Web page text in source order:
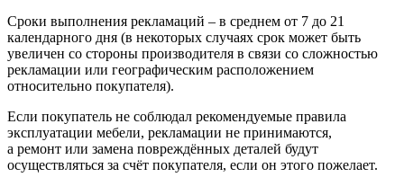
Сроки выполнения рекламаций – в среднем от 7 до 21
календарного дня (в некоторых случаях срок может быть
увеличен со стороны производителя в связи со сложностью
рекламации или географическим расположением
относительно покупателя).
Если покупатель не соблюдал рекомендуемые правила
эксплуатации мебели, рекламации не принимаются,
а ремонт или замена повреждённых деталей будут
осуществляться за счёт покупателя, если он этого пожелает.